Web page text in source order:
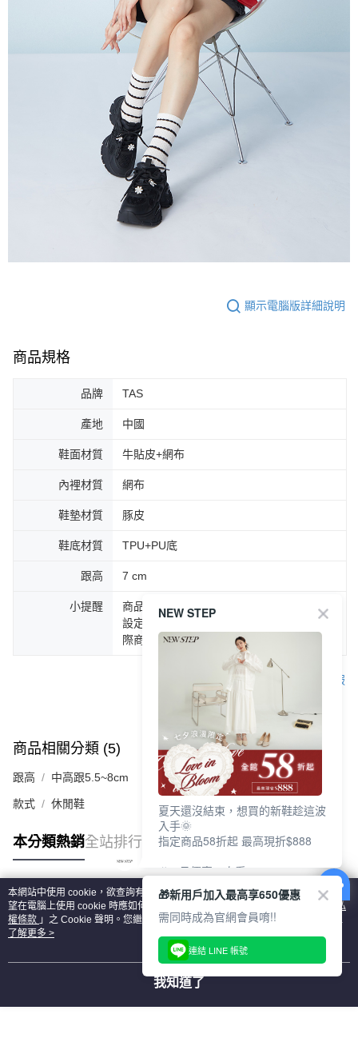
顯示電腦版詳細說明
商品規格
品牌 TAS
產地 中國
鞋面材質 牛貼皮+網布
內裡材質 網布
鞋墊材質 豚皮
鞋底材質 TPU+PU底
跟高 7 cm
小提醒
商品圖片顏色會因拍攝燈光環境或個人螢幕
設定不同，而造成部份色差現象，顏色以實
際商品為主。
客服
商品相關分類 (5) 查看全部
跟高 中高跟5.5~8cm
款式 休閒鞋
本分類熱銷全站排行
熱門標籤
本網站中使用 cookie，欲查詢有關本網站使用 cookie 方式之詳情，及若您不希
望在電腦上使用 cookie 時應如何變更電腦的 cookie 設定，請參閱本網站「
隱私
權條款 」之 Cookie 聲明。您繼續使用本網站即表示您同意本公司得按本網站使
用條款之 Cookie 聲明使用 cookie。
了解更多 >
我知道了
NEW STEP
夏天還沒結束，想買的新鞋趁這波
入手🌞
指定商品58折起 最高現折$888
🎉 8月優惠一次看
①LINE購物最高10%回饋
②每周限定品現折200
③指定商品58折起 最高現折$888
上班鞋、休閒鞋、涼鞋一次逛齊
好搭、出遊好走、聚會也漂亮
🎁新用戶加入最高享650優惠
需同時成為官網會員唷!!
連結 LINE 帳號